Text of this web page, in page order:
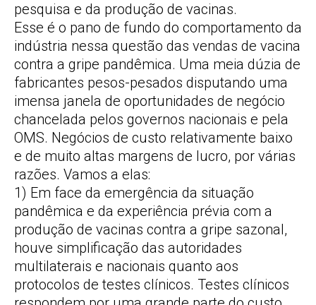
pesquisa e da produção de vacinas.
Esse é o pano de fundo do comportamento da
indústria nessa questão das vendas de vacina
contra a gripe pandêmica. Uma meia dúzia de
fabricantes pesos-pesados disputando uma
imensa janela de oportunidades de negócio
chancelada pelos governos nacionais e pela
OMS. Negócios de custo relativamente baixo
e de muito altas margens de lucro, por várias
razões. Vamos a elas:
1) Em face da emergência da situação
pandêmica e da experiência prévia com a
produção de vacinas contra a gripe sazonal,
houve simplificação das autoridades
multilaterais e nacionais quanto aos
protocolos de testes clínicos. Testes clínicos